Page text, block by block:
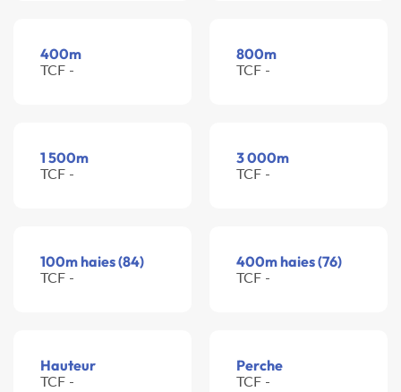
400m
TCF -
800m
TCF -
1 500m
TCF -
3 000m
TCF -
100m haies (84)
TCF -
400m haies (76)
TCF -
Hauteur
TCF -
Perche
TCF -